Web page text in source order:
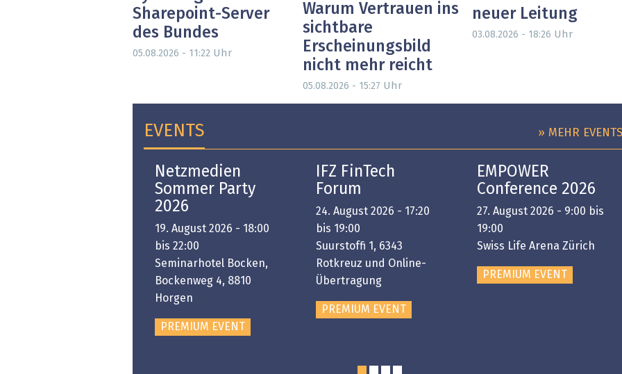
Sharepoint-Server
des Bundes
05.08.2026 - 11:22 Uhr
Warum Vertrauen ins
sichtbare
Erscheinungsbild
nicht mehr reicht
05.08.2026 - 15:27 Uhr
neuer Leitung
03.08.2026 - 18:26 Uhr
EVENTS » MEHR EVENTS
Netzmedien
Sommer Party
2026
19. August 2026 - 18:00
bis 22:00
Seminarhotel Bocken,
Bockenweg 4, 8810
Horgen
PREMIUM EVENT
IFZ FinTech
Forum
24. August 2026 - 17:20
bis 19:00
Suurstoffi 1, 6343
Rotkreuz und Online-
Übertragung
PREMIUM EVENT
EMPOWER
Conference 2026
27. August 2026 - 9:00 bis
19:00
Swiss Life Arena Zürich
PREMIUM EVENT